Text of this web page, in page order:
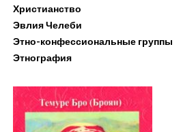
Христианство
Эвлия Челеби
Этно-конфессиональные группы
Этнография